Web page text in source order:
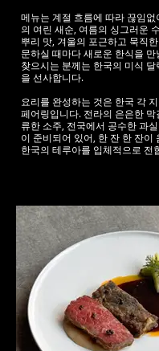
메뉴는 계절 흐름에 따라 끊임없
의 여린 새순, 여름의 싱그러운
뿌리 맛, 겨울의 포근하고 묵직
문하실 때마다 새로운 한식을 만
찾으시는 분께는 한국의 미식
을 선사합니다.
요리를 완성하는 것은 한국 각
페어링입니다. 전라의 은은한 막
류한 소주, 전국에서 공수한 과
이 준비되어 있어, 한 잔 한 잔이
한국의 테루아를 입체적으로 전